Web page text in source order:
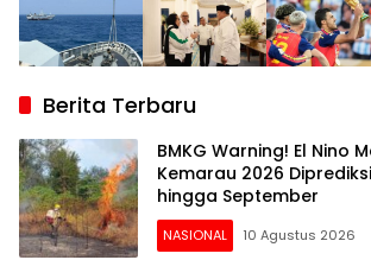
Berita Terbaru
BMKG Warning! El Nino
Kemarau 2026
hingga September
NASIONAL 10 Agustus 2026